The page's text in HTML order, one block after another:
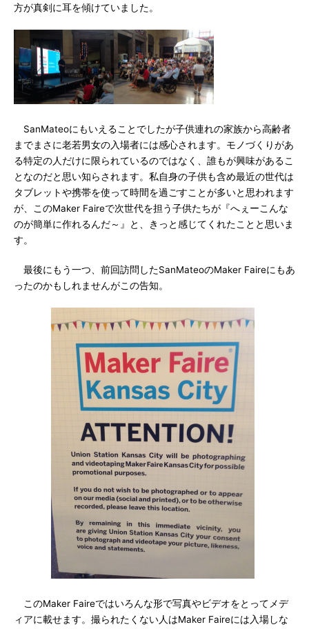
方が真剣に耳を傾けていました。
SanMateoにもいえることでしたが子供連れの家族から高齢者
までまさに老若男女の入場者には感心されます。モノづくりがあ
る特定の人だけに限られているのではなく、誰もが興味があるこ
となのだと思い知らされます。私自身の子供も含め最近の世代は
タブレットや携帯を使って時間を過ごすことが多いと思われます
が、このMaker Faireで次世代を担う子供たちが『へぇーこんな
のが簡単に作れるんだ～』と、きっと感じてくれたことと思いま
す。
最後にもう一つ、前回訪問したSanMateoのMaker Faireにもあ
ったのかもしれませんがこの告知。
このMaker Faireではいろんな形で写真やビデオをとってメデ
ィアに載せます。撮られたくない人はMaker Faireには入場しな